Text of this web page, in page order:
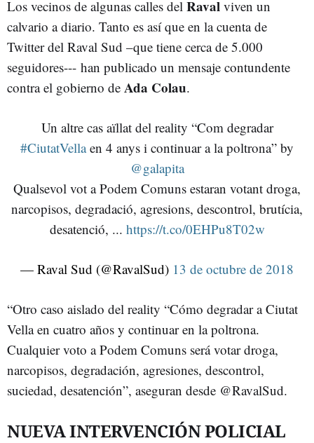
Los vecinos de algunas calles del Raval viven un
calvario a diario. Tanto es así que en la cuenta de
Twitter del Raval Sud –que tiene cerca de 5.000
seguidores--- han publicado un mensaje contundente
contra el gobierno de Ada Colau.
Un altre cas aïllat del reality “Com degradar
#CiutatVellaen 4 anys i continuar a la poltrona” by
@galapita
Qualsevol vot a Podem Comuns estaran votant droga,
narcopisos, degradació, agresions, descontrol, brutícia,
desatenció, ... https://t.co/0EHPu8T02w
— Raval Sud (@RavalSud) 13 de octubre de 2018
“Otro caso aislado del reality “Cómo degradar a Ciutat
Vella en cuatro años y continuar en la poltrona.
Cualquier voto a Podem Comuns será votar droga,
narcopisos, degradación, agresiones, descontrol,
suciedad, desatención”, aseguran desde @RavalSud.
NUEVA INTERVENCIÓN POLICIAL